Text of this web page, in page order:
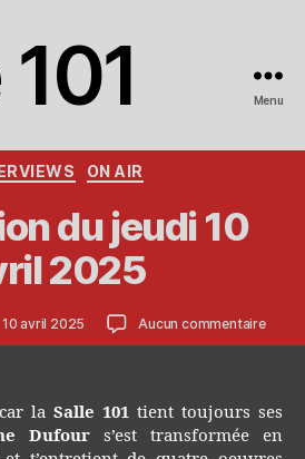
Menu
Catégories
ON AIR
du jeudi 10
2025
10 avril 2025 Aucun commentairesur
avril
2025
la Salle 101 tient toujours ses
Dufour s’est transformée en